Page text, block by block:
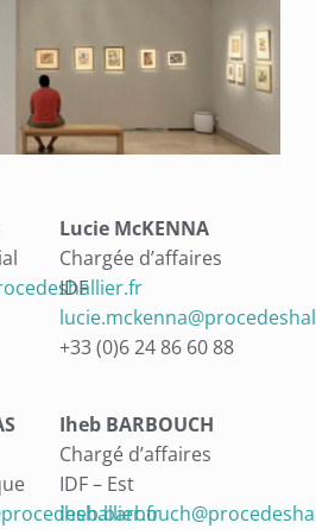
Lucie McKENNA
Chargée d’affaires
IDF
+33 (0)6 24 86 60 88
Iheb BARBOUCH
Chargé d’affaires
IDF – Est